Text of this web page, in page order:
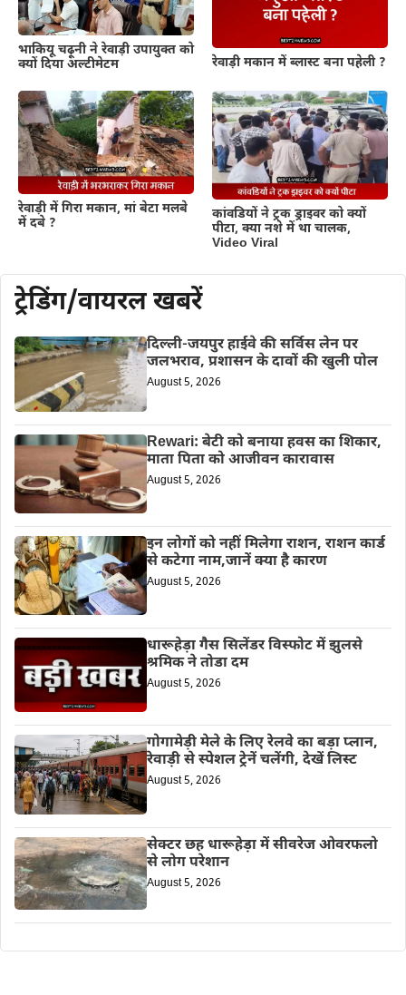
भाकियू चढ़ूनी ने रेवाड़ी उपायुक्त को
क्यों दिया अल्टीमेटम
रेवाड़ी मकान में ब्लास्ट बना पहेली ?
रेवाड़ी में गिरा मकान, मां बेटा मलबे
में दबे ?
कांवडियों ने ट्रक ड्राइवर को क्यों
पीटा, क्या नशे में था चालक,
Video Viral
ट्रेडिंग/वायरल खबरें
दिल्ली-जयपुर हाईवे की सर्विस लेन पर
जलभराव, प्रशासन के दावों की खुली पोल
August 5, 2026
Rewari: बेटी को बनाया हवस का शिकार,
माता पिता को आजीवन कारावास
August 5, 2026
इन लोगों को नहीं मिलेगा राशन, राशन कार्ड
से कटेगा नाम,जानें क्या है कारण
August 5, 2026
धारूहेड़ा गैस सिलेंडर विस्फोट में झुलसे
श्रमिक ने तोडा दम
August 5, 2026
गोगामेड़ी मेले के लिए रेलवे का बड़ा प्लान,
रेवाड़ी से स्पेशल ट्रेनें चलेंगी, देखें लिस्ट
August 5, 2026
सेक्टर छह धारूहेड़ा में सीवरेज ओवरफलो
से लोग परेशान
August 5, 2026